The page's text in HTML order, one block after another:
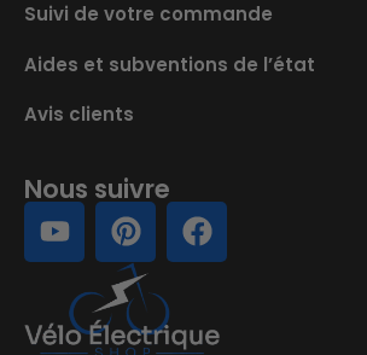
Suivi de votre commande
Aides et subventions de l’état
Avis clients
Nous suivre